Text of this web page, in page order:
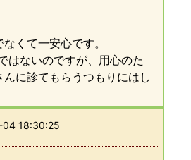
くて一安心です。
はないのですが、用心のた
に診てもらうつもりにはし
18:30:25